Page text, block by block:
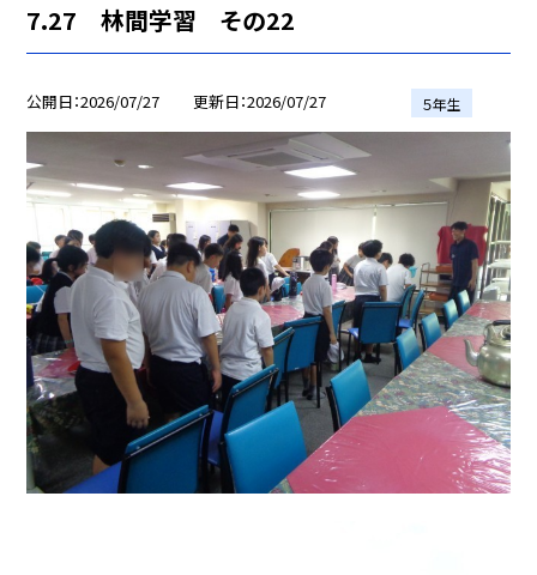
7.27 林間学習 その22
公開日 2026/07/27 更新日 2026/07/27 ５年生